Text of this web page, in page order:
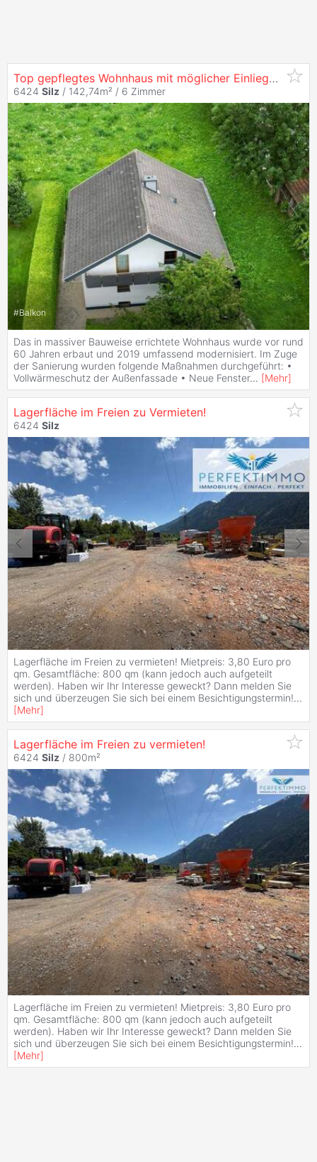
Top gepflegtes Wohnhaus mit möglicher Einliegerwohnung, moderner Ausstattung & viel Platz
6424 Silz / 142,74m² / 6 Zimmer
#Balkon
Das in massiver Bauweise errichtete Wohnhaus wurde vor rund
60 Jahren erbaut und 2019 umfassend modernisiert. Im Zuge
der Sanierung wurden folgende Maßnahmen durchgeführt: •
Vollwärmeschutz der Außenfassade • Neue Fenster... [Mehr]
Lagerfläche im Freien zu Vermieten!
6424 Silz
Lagerfläche im Freien zu vermieten! Mietpreis: 3,80 Euro pro
qm. Gesamtfläche: 800 qm (kann jedoch auch aufgeteilt
werden). Haben wir Ihr Interesse geweckt? Dann melden Sie
sich und überzeugen Sie sich bei einem Besichtigungstermin!...
[Mehr]
Lagerfläche im Freien zu vermieten!
6424 Silz / 800m²
Lagerfläche im Freien zu vermieten! Mietpreis: 3,80 Euro pro
qm. Gesamtfläche: 800 qm (kann jedoch auch aufgeteilt
werden). Haben wir Ihr Interesse geweckt? Dann melden Sie
sich und überzeugen Sie sich bei einem Besichtigungstermin!...
[Mehr]